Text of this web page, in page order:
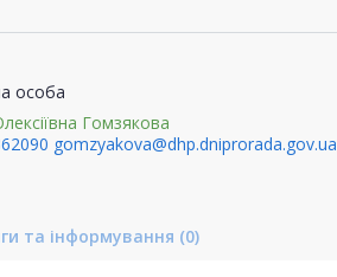
особа
Гомзякова
gomzyakova@dhp.dniprorada.gov.ua
та інформування (0)